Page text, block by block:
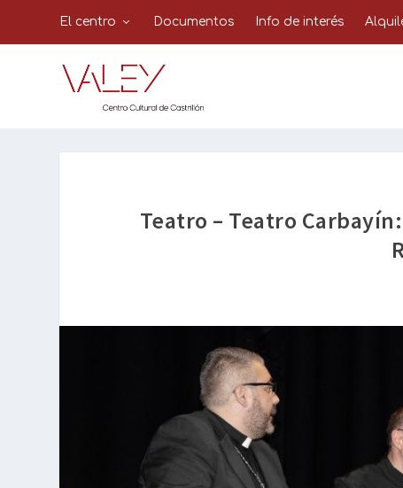
El centro Documentos Info de interés
Teatro – Teatro